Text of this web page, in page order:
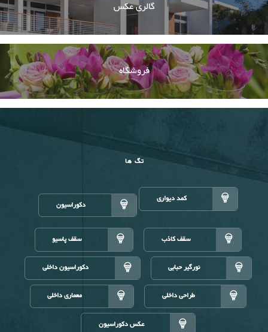
گالری عکس
فروشگاه
تگ ها
کمد دیواری دکوراسیون
سقف کاذب سقف پاسیو
نورگیر حبابی دکوراسیون داخلی
طراحی داخلی معماری داخلی
عکس دکوراسیون